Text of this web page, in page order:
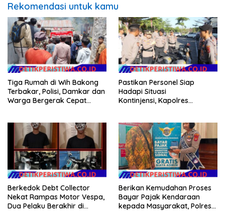
Rekomendasi untuk kamu
Tiga Rumah di Wih Bakong
Terbakar, Polisi, Damkar dan
Warga Bergerak Cepat
Pastikan Personel Siap
Hadapi Situasi
Kontinjensi, Kapolres
Dalmas
Berkedok Debt Collector
Nekat Rampas Motor Vespa,
Dua Pelaku Berakhir di
Berikan Kemudahan Proses
Bayar Pajak Kendaraan
kepada Masyarakat, Polres